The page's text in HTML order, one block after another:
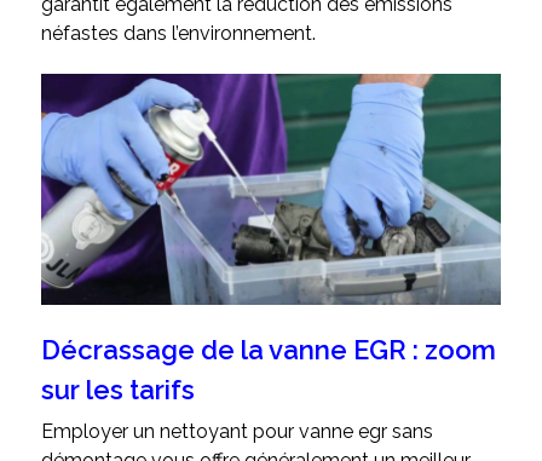
garantit également la réduction des émissions
néfastes dans l’environnement.
Décrassage de la vanne EGR : zoom
sur les tarifs
Employer un nettoyant pour vanne egr sans